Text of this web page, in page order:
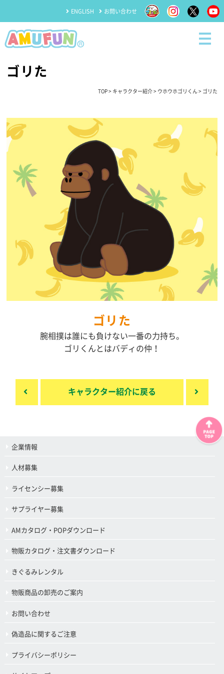
ENGLISH お問い合わせ
ゴリた
TOP> キャラクター紹介> ウホウホゴリくん> ゴリた
ゴリた
腕相撲は誰にも負けない一番の力持ち。
ゴリくんとはバディの仲！
キャラクター紹介に戻る
企業情報
人材募集
ライセンシー募集
サプライヤー募集
AMカタログ・POPダウンロード
物販カタログ・注文書ダウンロード
きぐるみレンタル
物販商品の卸売のご案内
お問い合わせ
偽造品に関するご注意
プライバシーポリシー